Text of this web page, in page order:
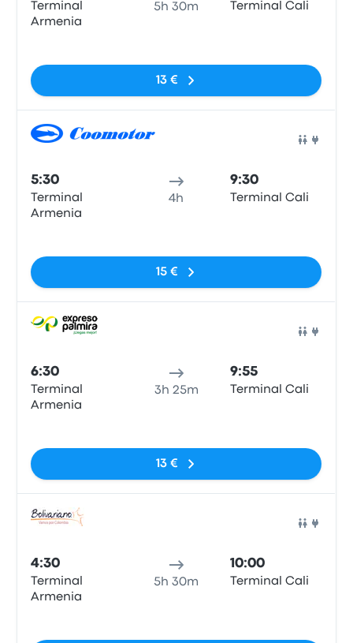
Terminal
Armenia
5h 30m Terminal Cali
13 €
5:30
Terminal
Armenia
4h
9:30
Terminal Cali
15 €
6:30
Terminal
Armenia
3h 25m
9:55
Terminal Cali
13 €
4:30
Terminal
Armenia
5h 30m
10:00
Terminal Cali